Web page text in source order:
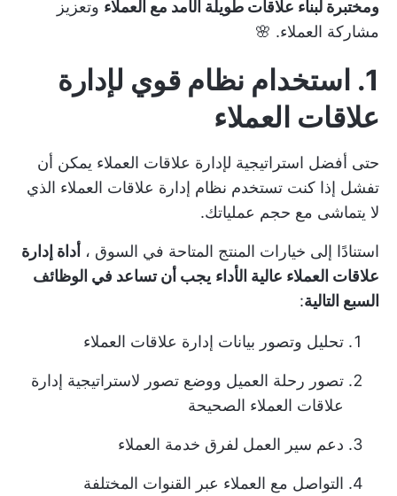
ومختبرة لبناء علاقات طويلة الأمد مع العملاء وتعزيز
مشاركة العملاء. 🌸
1. استخدام نظام قوي لإدارة
علاقات العملاء
حتى أفضل استراتيجية لإدارة علاقات العملاء يمكن أن
تفشل إذا كنت تستخدم نظام إدارة علاقات العملاء الذي
لا يتماشى مع حجم عملياتك.
استنادًا إلى خيارات المنتج المتاحة في السوق ، أداة إدارة
علاقات العملاء عالية الأداء يجب أن تساعد في الوظائف
السبع التالية:
تحليل وتصور بيانات إدارة علاقات العملاء
تصور رحلة العميل ووضع تصور لاستراتيجية إدارة
علاقات العملاء الصحيحة
دعم سير العمل لفرق خدمة العملاء
التواصل مع العملاء عبر القنوات المختلفة